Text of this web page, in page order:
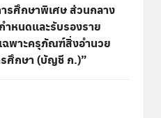
รศึกษาพิเศษ ส่วนกลาง
หนดและรับรองราย
ฉพาะครุภัณฑ์สิ่งอำนวย
ศึกษา (บัญชี ก.)”